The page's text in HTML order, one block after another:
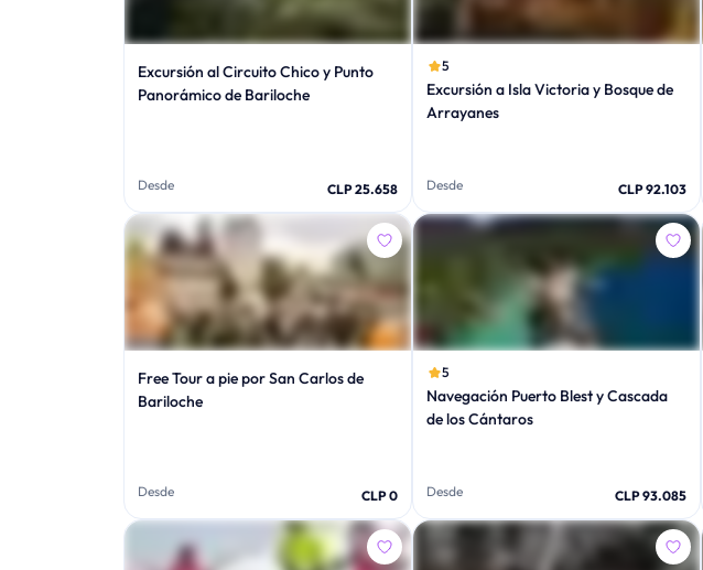
Excursión al Circuito Chico y Punto
Panorámico de Bariloche
Desde CLP 25.658
5
Excursión a Isla Victoria y Bosque de
Arrayanes
Desde CLP 92.103
Free Tour a pie por San Carlos de
Bariloche
Desde CLP 0
5
Navegación Puerto Blest y Cascada
de los Cántaros
Desde CLP 93.085